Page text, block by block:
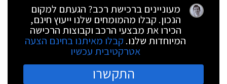
מעוניינים ברכישת רכב? הגעתם למקום
הנכון. קבלו מהמומחים שלנו ייעוץ חינם,
הכירו את מבצעי הרכב וקבוצות הרכישה
המיוחדות שלנו. קבלו מאיתנו בחינם הצעה
אטרקטיבית עכשיו
התקשרו